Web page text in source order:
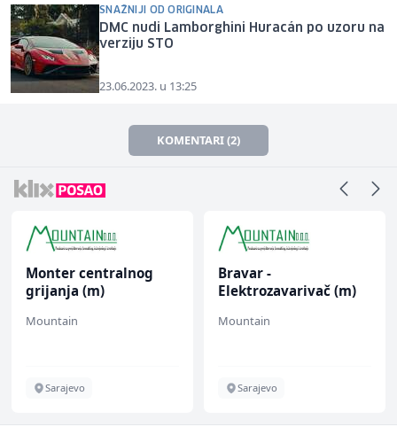
SNAŽNIJI OD ORIGINALA
DMC nudi Lamborghini Huracán po uzoru na
verziju STO
23.06.2023. u 13:25
KOMENTARI (2)
Monter centralnog
grijanja (m)
Mountain
Sarajevo
Bravar -
Elektrozavarivač (m)
Mountain
Sarajevo